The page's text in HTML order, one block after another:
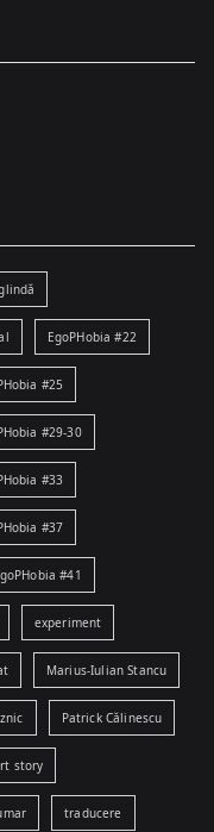
EgoPHobia #22
#25
#29-30
#33
#37
#41
experiment
Marius-Iulian Stancu
Patrick Călinescu
story
traducere